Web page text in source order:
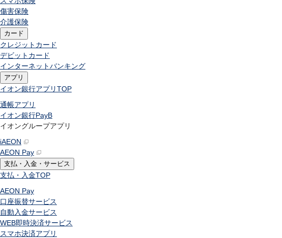
傷害保険
介護保険
カード
クレジットカード
デビットカード
インターネットバンキング
アプリ
イオン銀行アプリTOP
通帳アプリ
イオン銀行PayB
イオングループアプリ
iAEON
AEON Pay
支払・入金・サービス
支払・入金TOP
AEON Pay
口座振替サービス
自動入金サービス
WEB即時決済サービス
スマホ決済アプリ